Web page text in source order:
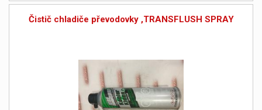
Čistič chladiče převodovky ,TRANSFLUSH SPRAY